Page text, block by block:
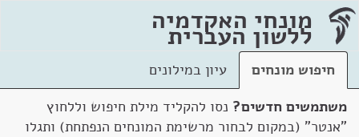
מונחי האקדמיה
ללשון העברית
חיפוש מונחים
עיון במילונים
משתמשים חדשים? נסו להקליד מילת חיפוש וללחוץ
"אנטר" (במקום לבחור מרשימת המונחים הנפתחת) ותגלו